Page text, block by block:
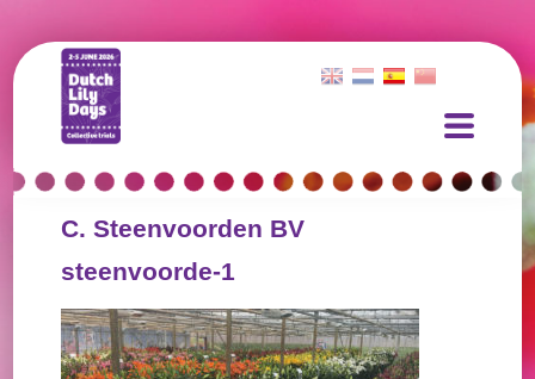
C. Steenvoorden BV
steenvoorde-1